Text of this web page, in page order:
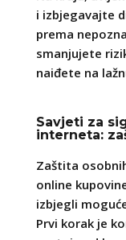
i izbjegavajte
prema
smanjujete
naiđete na
Savjeti za
interneta:
Zaštita
online
izbjegli
Prvi korak je